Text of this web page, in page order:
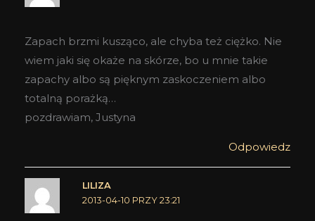
Zapach brzmi kusząco, ale chyba też ciężko. Nie
wiem jaki się okaże na skórze, bo u mnie takie
zapachy albo są pięknym zaskoczeniem albo
totalną porażką…
pozdrawiam, Justyna
Odpowiedz
LILIZA
2013-04-10 PRZY 23:21